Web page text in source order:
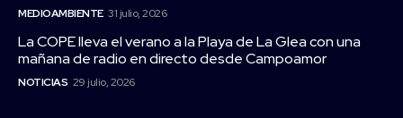
MEDIOAMBIENTE 31 julio, 2026
La COPE lleva el verano a la Playa de La Glea con una
mañana de radio en directo desde Campoamor
NOTICIAS 29 julio, 2026